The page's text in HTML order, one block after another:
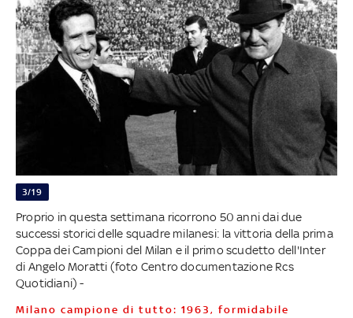
3/19
Proprio in questa settimana ricorrono 50 anni dai due
successi storici delle squadre milanesi: la vittoria della prima
Coppa dei Campioni del Milan e il primo scudetto dell'Inter
di Angelo Moratti (foto Centro documentazione Rcs
Quotidiani) -
Milano campione di tutto: 1963, formidabile